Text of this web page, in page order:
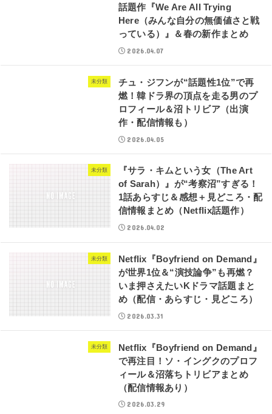
話題作『We Are All Trying
Here（みんな自分の無価値さと戦
っている）』＆春の新作まとめ
2026.04.07
未分類
チュ・ジフンが“話題性1位”で再
燃！韓ドラ界の頂点を走る男のプ
ロフィール＆沼トリビア（出演
作・配信情報も）
2026.04.05
未分類
『サラ・キムという女（The Art
of Sarah）』が“考察沼”すぎる！
1話あらすじ＆感想＋見どころ・配
信情報まとめ（Netflix話題作）
2026.04.02
未分類
Netflix『Boyfriend on Demand』
が世界1位＆“演技論争”も再燃？
いま押さえたいKドラマ話題まと
め（配信・あらすじ・見どころ）
2026.03.31
未分類
Netflix『Boyfriend on Demand』
で再注目！ソ・イングクのプロフ
ィール＆沼落ちトリビアまとめ
（配信情報あり）
2026.03.29